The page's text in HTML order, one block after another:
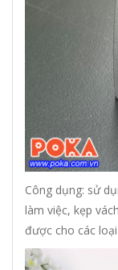
Công dụng: sử
làm việc, kẹp
được cho các